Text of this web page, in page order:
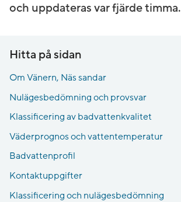
och uppdateras var fjärde timma.
Hitta på sidan
Om Vänern, Näs sandar
Nulägesbedömning och provsvar
Klassificering av badvattenkvalitet
Väderprognos och vattentemperatur
Badvattenprofil
Kontaktuppgifter
Klassificering och nulägesbedömning